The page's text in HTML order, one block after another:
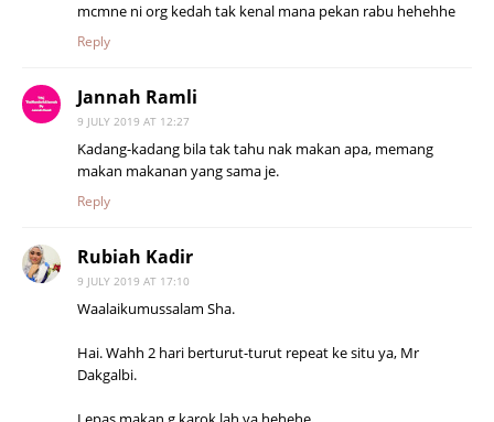
mcmne ni org kedah tak kenal mana pekan rabu hehehhe
Reply
Jannah Ramli
9 JULY 2019 AT 12:27
Kadang-kadang bila tak tahu nak makan apa, memang
makan makanan yang sama je.
Reply
Rubiah Kadir
9 JULY 2019 AT 17:10
Waalaikumussalam Sha.
Hai. Wahh 2 hari berturut-turut repeat ke situ ya, Mr
Dakgalbi.